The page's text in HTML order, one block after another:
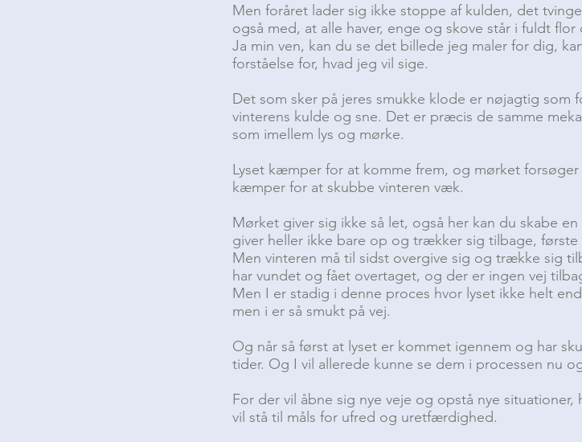
Men foråret lader sig ikke stoppe af kulden, det
også med, at alle haver, enge og skove står i fuldt
Ja min ven, kan du se det billede jeg maler for dig,
forståelse for, hvad jeg vil sige.
Det som sker på jeres smukke klode er nøjagtig
vinterens kulde og sne. Det er præcis de samme
som imellem lys og mørke.
Lyset kæmper for at komme frem, og mørket
kæmper for at skubbe vinteren væk.
Mørket giver sig ikke så let, også her kan du skabe
giver heller ikke bare op og trækker sig tilbage,
Men vinteren må til sidst overgive sig og trække sig
har vundet og fået overtaget, og der er ingen vej
Men I er stadig i denne proces hvor lyset ikke helt
men i er så smukt på vej.
Og når så først at lyset er kommet igennem og har
tider. Og I vil allerede kunne se dem i processen nu
For der vil åbne sig nye veje og opstå nye
vil stå til måls for ufred og uretfærdighed.